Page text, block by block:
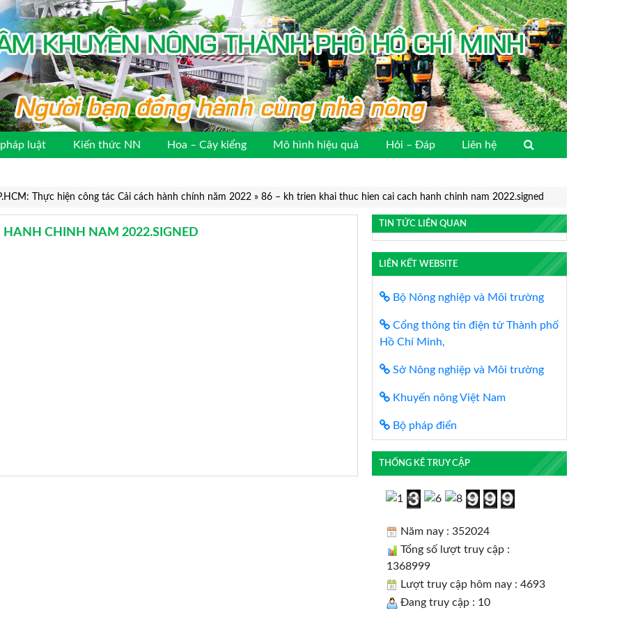
luật Kiến thức NN Hoa – Cây kiểng Mô hình hiệu quả Hỏi – Đáp Liên hệ
Thực hiện công tác Cải cách hành chính năm 2022» 86 – kh trien khai thuc hien cai cach hanh chinh nam 2022.signed
HANH CHINH NAM 2022.SIGNED
TIN TỨC LIÊN QUAN
LIÊN KẾT WEBSITE
Bộ Nông nghiệp và Môi trường
Cổng thông tin điện tử Thành phố
Hồ Chí Minh,
Sở Nông nghiệp và Môi trường
Khuyến nông Việt Nam
Bộ pháp điển
THỐNG KÊ TRUY CẬP
Năm nay : 352024
Tổng số lượt truy cập :
1368999
Lượt truy cập hôm nay : 4693
Đang truy cập : 10